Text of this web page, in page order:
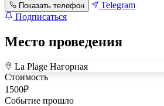
Показать телефон
Telegram
Подписаться
Место проведения
+
–
La Plage Нагорная
Стоимость
1500₽
Событие прошло